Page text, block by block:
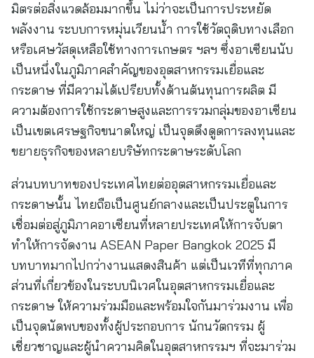
มิตรต่อสิ่งแวดล้อมมากขึ้น ไม่ว่าจะเป็นการประหยัด
พลังงาน ระบบการหมุ่นเวียนน้ำ การใช้วัตถุดิบทางเลือก
หรือเศษวัสดุเหลือใช้ทางการเกษตร ฯลฯ ซึ่งอาเซียนนับ
เป็นหนึ่งในภูมิภาคสำคัญของอุตสาหกรรมเยื่อและ
กระดาษ ที่มีความได้เปรียบทั้งด้านต้นทุนการผลิต มี
ความต้องการใช้กระดาษสูงและการรวมกลุ่มของอาเซียน
เป็นเขตเศรษฐกิจขนาดใหญ่ เป็นจุดดึงดูดการลงทุนและ
ขยายธุรกิจของหลายบริษัทกระดาษระดับโลก
ส่วนบทบาทของประเทศไทยต่ออุตสาหกรรมเยื่อและ
กระดาษนั้น ไทยถือเป็นศูนย์กลางและเป็นประตูในการ
เชื่อมต่อสู่ภูมิภาคอาเซียนที่หลายประเทศให้การจับตา
ทำให้การจัดงาน ASEAN Paper Bangkok 2025 มี
บทบาทมากไปกว่างานแสดงสินค้า แต่เป็นเวทีที่ทุกภาค
ส่วนที่เกี่ยวข้องในระบบนิเวศในอุตสาหกรรมเยื่อและ
กระดาษ ให้ความร่วมมือและพร้อมใจกันมาร่วมงาน เพื่อ
เป็นจุดนัดพบของทั้งผู้ประกอบการ นักนวัตกรรม ผู้
เชี่ยวชาญและผู้นำความคิดในอุตสาหกรรมฯ ที่จะมาร่วม